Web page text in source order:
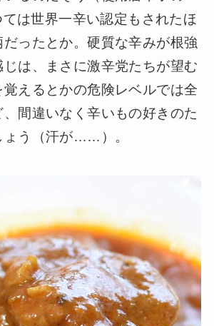
は世界一辛い認定もされたほ
だったとか。硬質な辛みが根強
じは、まさに激辛党たちが望む
覚えるとかの危険レベルでは全
間違いなく辛いもの好きのた
ょう（汗が……）。